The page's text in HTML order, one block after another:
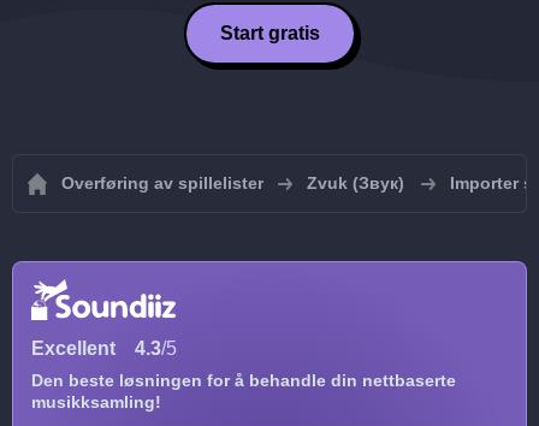
Start gratis
Overføring av spillelister Zvuk (Звук) Importer
Excellent 4.3/5
Den beste løsningen for å behandle din nettbaserte
musikksamling!